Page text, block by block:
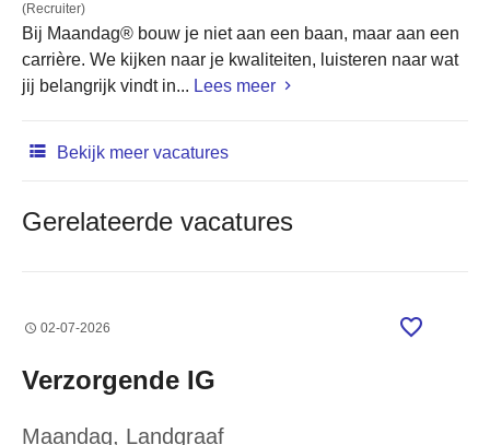
(Recruiter)
Bij Maandag® bouw je niet aan een baan, maar aan een
carrière. We kijken naar je kwaliteiten, luisteren naar wat
jij belangrijk vindt in... Lees meer
Bekijk meer vacatures
Gerelateerde vacatures
02-07-2026
Verzorgende IG
Maandag, Landgraaf